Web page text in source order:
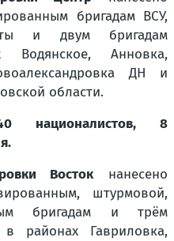
бригадам ВСУ,
и двум бригадам
Анновка,
ДН и
области.
националистов, 8
Востокнанесено
штурмовой,
бригадам и трём
районах Гавриловка,